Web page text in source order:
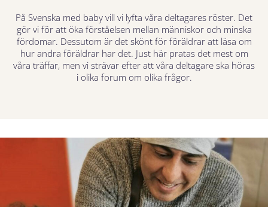
På Svenska med baby vill vi lyfta våra deltagares röster. Det
gör vi för att öka förståelsen mellan människor och minska
fördomar. Dessutom är det skönt för föräldrar att läsa om
hur andra föräldrar har det. Just här pratas det mest om
våra träffar, men vi strävar efter att våra deltagare ska höras
i olika forum om olika frågor.